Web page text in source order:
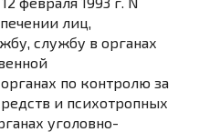
лиц,
службу в органах
по контролю за
и психотропных
уголовно-